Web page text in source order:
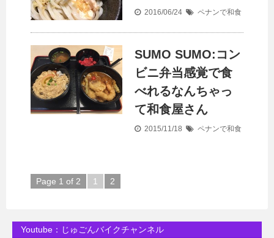
2016/06/24 ペナンで和食
SUMO SUMO:コン
ビニ弁当感覚で食
べれるなんちゃっ
て和食屋さん
2015/11/18 ペナンで和食
Page 1 of 2 1 2
Youtube：じゅごんバイクチャンネル